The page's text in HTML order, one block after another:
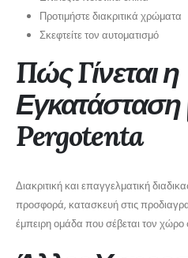
Προτιμήστε διακριτικά χρώματα
Σκεφτείτε τον αυτοματισμό
Πώς Γίνεται η
Εγκατάσταση
Pergotenta
Διακριτική και επαγγελματική
προσφορά, κατασκευή στις
έμπειρη ομάδα που σέβεται τον χώρο